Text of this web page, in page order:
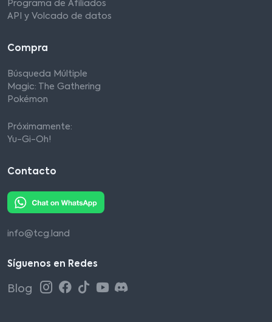
Programa de Afiliados
API y Volcado de datos
Compra
Búsqueda Múltiple
Magic: The Gathering
Pokémon
Próximamente:
Yu-Gi-Oh!
Contacto
info@tcg.land
Síguenos en Redes
Blog